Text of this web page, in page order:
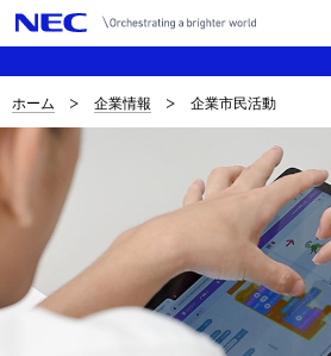
ナ
ビ
ゲ
ー
ョ
サ
イ
ト
の
ホーム 企業情報 企業市民活動